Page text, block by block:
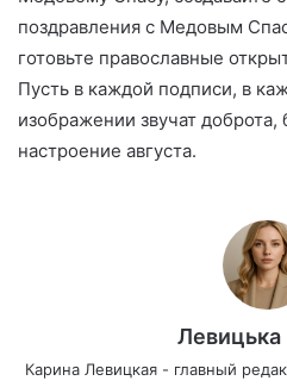
поздравления с Медовым
готовьте православные
Пусть в каждой подписи, в
изображении звучат доброта,
настроение августа.
Левицька
Карина Левицкая - главный